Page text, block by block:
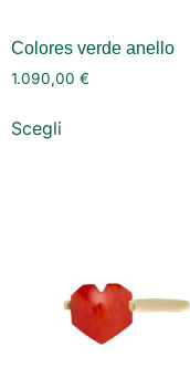
Colores verde anello
1.090,00 €
Scegli